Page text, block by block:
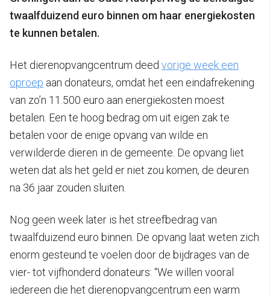
twaalfduizend euro binnen om haar energiekosten
te kunnen betalen.
Het dierenopvangcentrum deed vorige week een
oproep aan donateurs, omdat het een eindafrekening
van zo’n 11.500 euro aan energiekosten moest
betalen. Een te hoog bedrag om uit eigen zak te
betalen voor de enige opvang van wilde en
verwilderde dieren in de gemeente. De opvang liet
weten dat als het geld er niet zou komen, de deuren
na 36 jaar zouden sluiten.
Nog geen week later is het streefbedrag van
twaalfduizend euro binnen. De opvang laat weten zich
enorm gesteund te voelen door de bijdrages van de
vier- tot vijfhonderd donateurs: “We willen vooral
iedereen die het dierenopvangcentrum een warm